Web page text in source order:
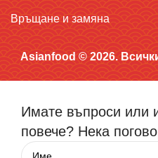
Връщане и замяна
Asianfood © 2026.
Имате въпроси или
повече? Нека